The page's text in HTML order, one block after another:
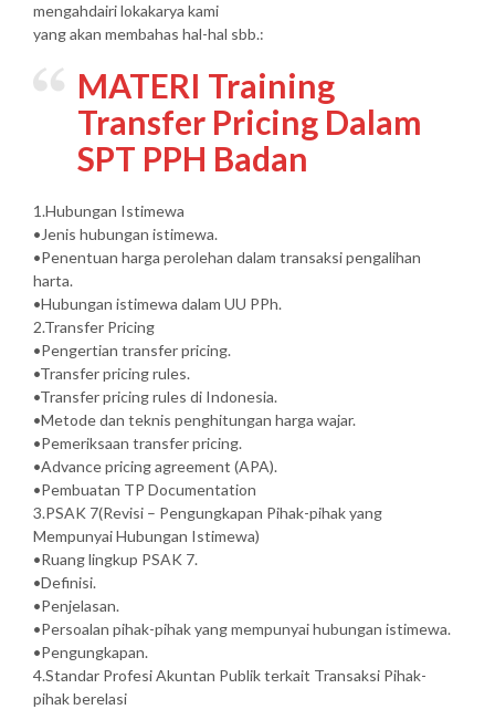
mengahdairi lokakarya kami
yang akan membahas hal-hal sbb.:
MATERI Training
Transfer Pricing Dalam
SPT PPH Badan
1.Hubungan Istimewa
•Jenis hubungan istimewa.
•Penentuan harga perolehan dalam transaksi pengalihan
harta.
•Hubungan istimewa dalam UU PPh.
2.Transfer Pricing
•Pengertian transfer pricing.
•Transfer pricing rules.
•Transfer pricing rules di Indonesia.
•Metode dan teknis penghitungan harga wajar.
•Pemeriksaan transfer pricing.
•Advance pricing agreement (APA).
•Pembuatan TP Documentation
3.PSAK 7(Revisi – Pengungkapan Pihak-pihak yang
Mempunyai Hubungan Istimewa)
•Ruang lingkup PSAK 7.
•Definisi.
•Penjelasan.
•Persoalan pihak-pihak yang mempunyai hubungan istimewa.
•Pengungkapan.
4.Standar Profesi Akuntan Publik terkait Transaksi Pihak-
pihak berelasi